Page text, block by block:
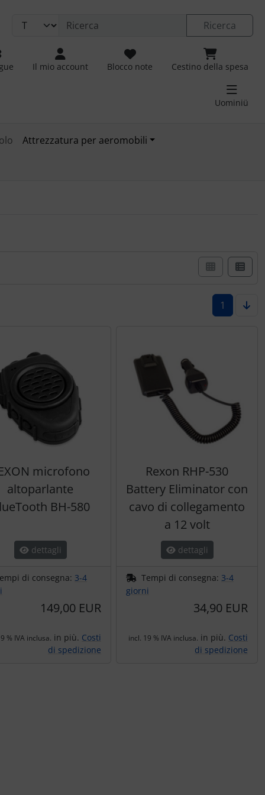
Ricerca
Il mio account Blocco note Cestino della spesa
Uominiü
Attrezzatura per aeromobili
1
microfono
altoparlante
BH-580
dettagli
di consegna: 3-4
149,00 EUR
% IVA inclusa. in più. Costi
di spedizione
Rexon RHP-530
Battery Eliminator con
cavo di collegamento
a 12 volt
dettagli
Tempi di consegna: 3-4
giorni
34,90 EUR
incl. 19 % IVA inclusa. in più. Costi
di spedizione